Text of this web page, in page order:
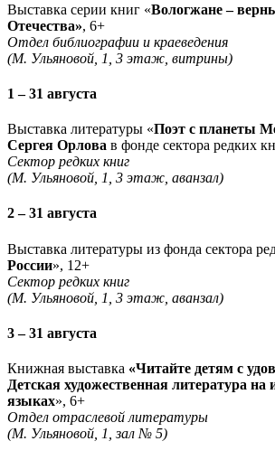
Выставка серии книг «Вологжане –
Отечества», 6+
Отдел библиографии и краеведения
(М. Ульяновой, 1, 3 этаж, витрины)
1 – 31 августа
Выставка литературы «Поэт с планеты
Сергея Орлова в фонде сектора редких
Сектор редких книг
(М. Ульяновой, 1, 3 этаж, аванзал)
2 – 31 августа
Выставка литературы из фонда сектора
России», 12+
Сектор редких книг
(М. Ульяновой, 1, 3 этаж, аванзал)
3 – 31 августа
Книжная выставка «Читайте детям с
Детская художественная литература на
языках», 6+
Отдел отраслевой литературы
(М. Ульяновой, 1, зал № 5)